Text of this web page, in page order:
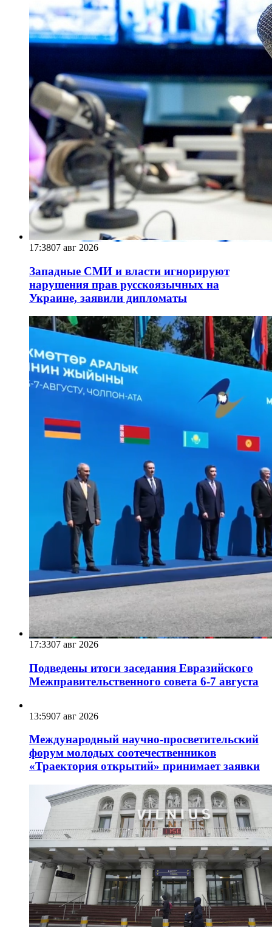
17:3807 авг 2026
Западные СМИ и власти игнорируют
нарушения прав русскоязычных на
Украине, заявили дипломаты
17:3307 авг 2026
Подведены итоги заседания Евразийского
Межправительственного совета 6-7 августа
13:5907 авг 2026
Международный научно-просветительский
форум молодых соотечественников
«Траектория открытий» принимает заявки